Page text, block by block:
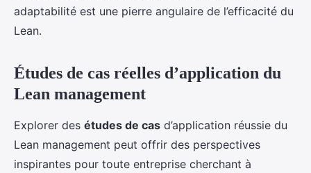
adaptabilité est une pierre angulaire de l’efficacité du
Lean.
Études de cas réelles d’application du
Lean management
Explorer des études de cas d’application réussie du
Lean management peut offrir des perspectives
inspirantes pour toute entreprise cherchant à